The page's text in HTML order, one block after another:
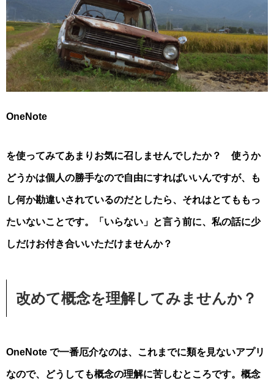
OneNote
を使ってみてあまりお気に召しませんでしたか？ 使うか
どうかは個人の勝手なので自由にすればいいんですが、も
し何か勘違いされているのだとしたら、それはとてももっ
たいないことです。「いらない」と言う前に、私の話に少
しだけお付き合いいただけませんか？
改めて概念を理解してみませんか？
OneNote で一番厄介なのは、これまでに類を見ないアプリ
なので、どうしても概念の理解に苦しむところです。概念